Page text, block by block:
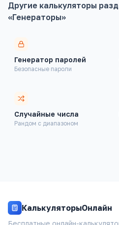
Другие калькуляторы
«Генераторы»
Генератор паролей
Безопасные пароли
Случайные числа
Рандом с диапазоном
КалькуляторыОнлайн
Бесплатные онлайн-
Финансовые
Строительство
Генераторы